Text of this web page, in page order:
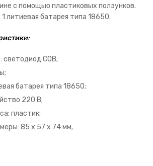
с помощью пластиковых ползунков.
литиевая батарея типа 18650.
:
светодиод СОВ;
батарея типа 18650;
220 В;
пластик;
85 х 57 х 74 мм;